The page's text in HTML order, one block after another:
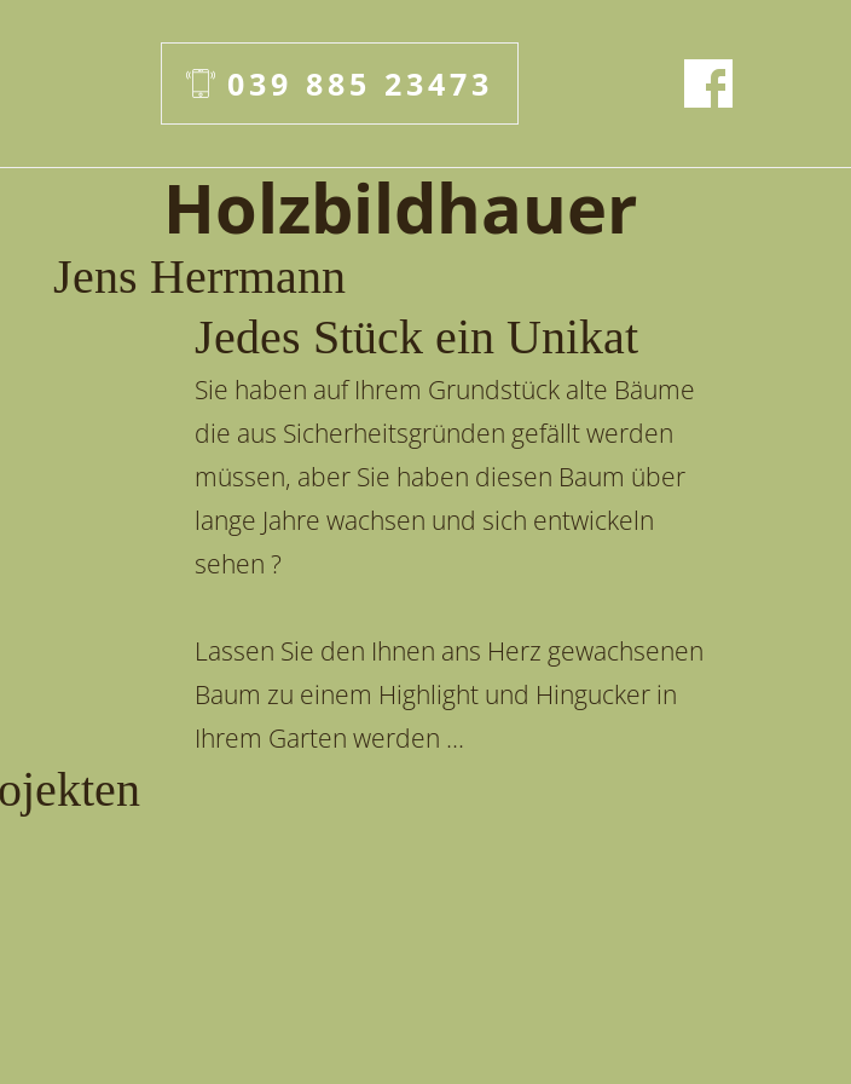
039 885 23473
Holzbildhauer
Jens Herrmann
Jedes Stück ein Unikat
Sie haben auf Ihrem Grundstück alte Bäume
die aus Sicherheitsgründen gefällt werden
müssen, aber Sie haben diesen Baum über
lange Jahre wachsen und sich entwickeln
sehen ?
Lassen Sie den Ihnen ans Herz gewachsenen
Baum zu einem Highlight und Hingucker in
Ihrem Garten werden ...